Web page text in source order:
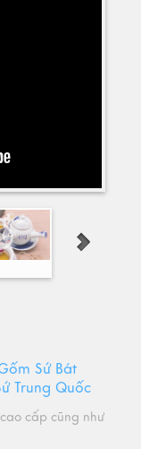
Sứ Bát
Trung Quốc
cấp cũng như